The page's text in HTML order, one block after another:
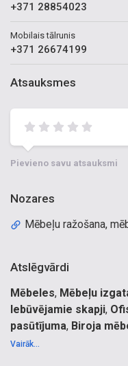
+371 28854023
Mobilais tālrunis
+371 26674199
Atsauksmes
Pievieno savu atsauksmi
Nozares
Mēbeļu ražošana,
Atslēgvārdi
Mēbeles, Mēbeļu
Iebūvējamie skapji,
pasūtījuma, Biroja
Mēbeles, mēbeles pēc
Vairāk...